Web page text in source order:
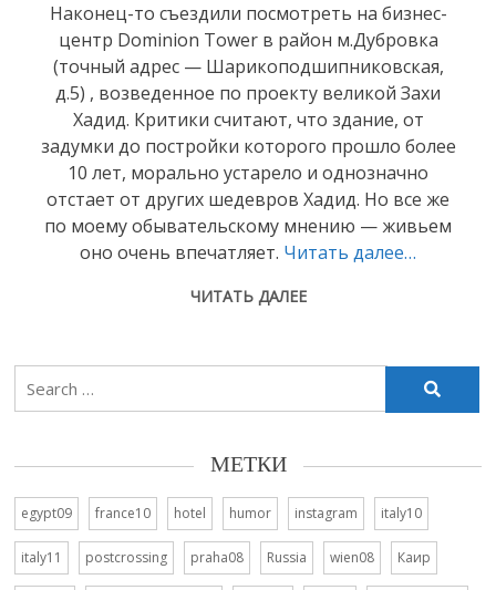
Наконец-то съездили посмотреть на бизнес-
центр Dominion Tower в район м.Дубровка
(точный адрес — Шарикоподшипниковская,
д.5) , возведенное по проекту великой Захи
Хадид. Критики считают, что здание, от
задумки до постройки которого прошло более
10 лет, морально устарело и однозначно
отстает от других шедевров Хадид. Но все же
по моему обывательскому мнению — живьем
оно очень впечатляет. Читать далее…
ЧИТАТЬ ДАЛЕЕ
Search
МЕТКИ
egypt09 france10 hotel humor instagram italy10
italy11 postcrossing praha08 Russia wien08 Каир